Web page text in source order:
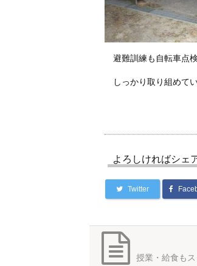
避難訓練も自転車点
しっかり取り組めて
よろしければシェ
Twitter
授業・給食もス